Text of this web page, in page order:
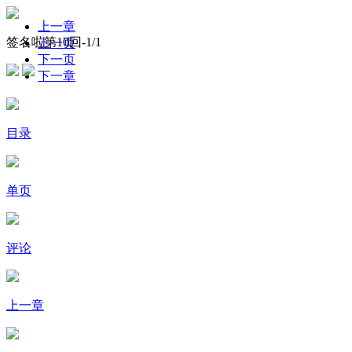
签名啦第10回-1/1
上一章
上一页
下一页
下一章
目录
单页
评论
上一章